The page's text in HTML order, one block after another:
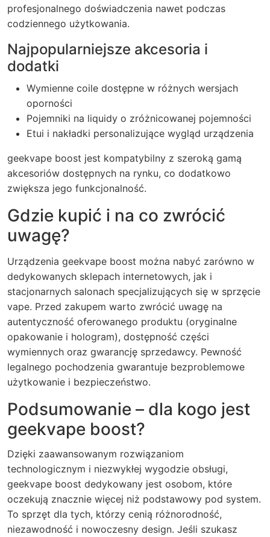
profesjonalnego doświadczenia nawet podczas
codziennego użytkowania.
Najpopularniejsze akcesoria i
dodatki
Wymienne coile dostępne w różnych wersjach
oporności
Pojemniki na liquidy o zróżnicowanej pojemności
Etui i nakładki personalizujące wygląd urządzenia
geekvape boost jest kompatybilny z szeroką gamą
akcesoriów dostępnych na rynku, co dodatkowo
zwiększa jego funkcjonalność.
Gdzie kupić i na co zwrócić
uwagę?
Urządzenia geekvape boost można nabyć zarówno w
dedykowanych sklepach internetowych, jak i
stacjonarnych salonach specjalizujących się w sprzęcie
vape. Przed zakupem warto zwrócić uwagę na
autentyczność oferowanego produktu (oryginalne
opakowanie i hologram), dostępność części
wymiennych oraz gwarancję sprzedawcy. Pewność
legalnego pochodzenia gwarantuje bezproblemowe
użytkowanie i bezpieczeństwo.
Podsumowanie – dla kogo jest
geekvape boost?
Dzięki zaawansowanym rozwiązaniom
technologicznym i niezwykłej wygodzie obsługi,
geekvape boost dedykowany jest osobom, które
oczekują znacznie więcej niż podstawowy pod system.
To sprzęt dla tych, którzy cenią różnorodność,
niezawodność i nowoczesny design. Jeśli szukasz